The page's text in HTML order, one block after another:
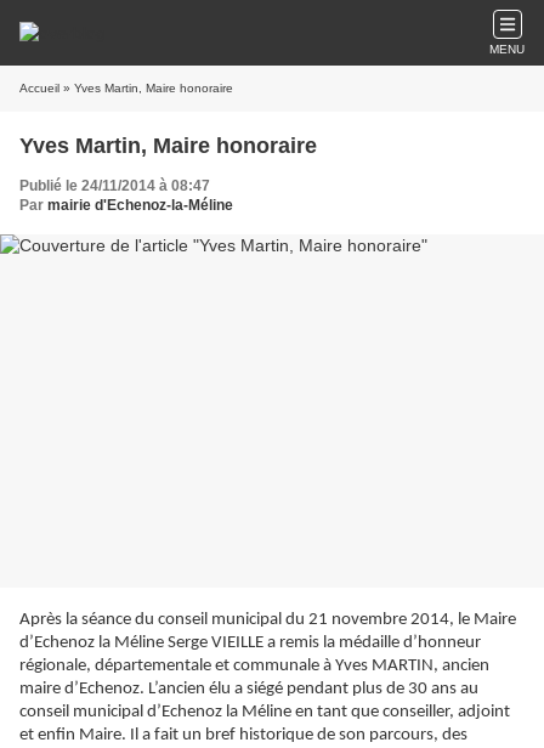
MENU
Accueil » Yves Martin, Maire honoraire
Yves Martin, Maire honoraire
Publié le 24/11/2014 à 08:47
Par mairie d'Echenoz-la-Méline
Après la séance du conseil municipal du 21 novembre 2014, le Maire
d’Echenoz la Méline Serge VIEILLE a remis la médaille d’honneur
régionale, départementale et communale à Yves MARTIN, ancien
maire d’Echenoz. L’ancien élu a siégé pendant plus de 30 ans au
conseil municipal d’Echenoz la Méline en tant que conseiller, adjoint
et enfin Maire. Il a fait un bref historique de son parcours, des